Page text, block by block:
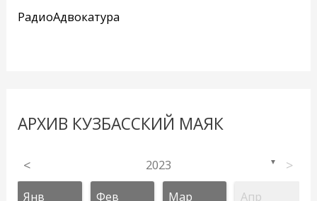
РадиоАдвокатура
АРХИВ КУЗБАССКИЙ МАЯК
< 2023 ▼ >
Янв Фев Мар Апр